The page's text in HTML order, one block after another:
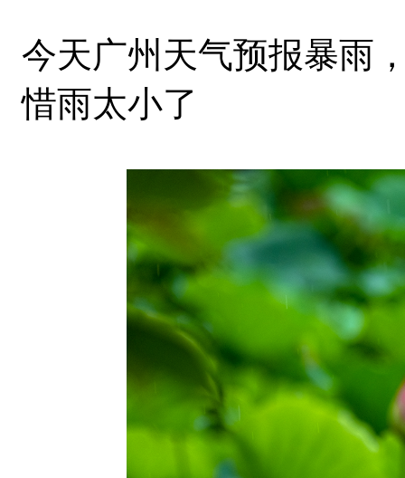
今天广州天气预报暴雨
惜雨太小了